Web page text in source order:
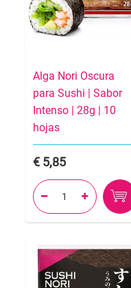
Alga Nori Oscura
para Sushi | Sabor
Intenso | 28g | 10
hojas
5,85
 